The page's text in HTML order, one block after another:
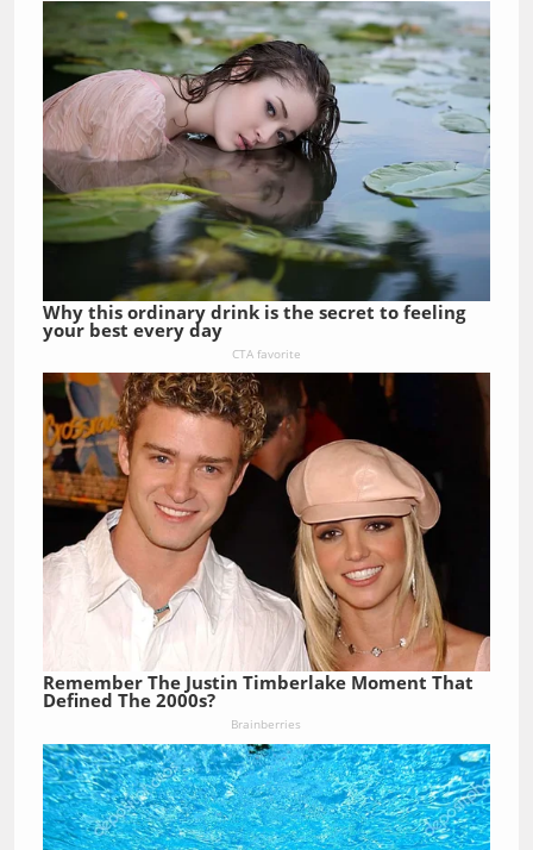
Why this ordinary drink is the secret to feeling
your best every day
CTA favorite
Remember The Justin Timberlake Moment That
Defined The 2000s?
Brainberries